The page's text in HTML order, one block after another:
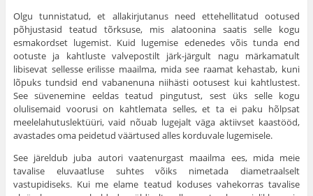
Olgu tunnistatud, et allakirjutanus need ettehellitatud ootused
põhjustasid teatud tõrksuse, mis alatoonina saatis selle kogu
esmakordset lugemist. Kuid lugemise edenedes võis tunda end
ootuste ja kahtluste valvepostilt järk-järgult nagu märkamatult
libisevat sellesse erilisse maailma, mida see raamat kehastab, kuni
lõpuks tundsid end vabanenuna niihästi ootusest kui kahtlustest.
See süvenemine eeldas teatud pingutust, sest üks selle kogu
olulisemaid voorusi on kahtlemata selles, et ta ei paku hõlpsat
meelelahutuslektüüri, vaid nõuab lugejalt väga aktiivset kaastööd,
avastades oma peidetud väärtused alles korduvale lugemisele.
See järeldub juba autori vaatenurgast maailma ees, mida meie
tavalise eluvaatluse suhtes võiks nimetada diametraalselt
vastupidiseks. Kui me elame teatud koduses vahekorras tavalise